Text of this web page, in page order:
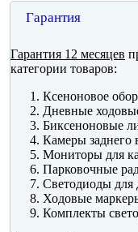
Гарантия
Гарантия 12 месяцев
категории товаров:
Ксеноновое
Дневные
Биксеноновые
Камеры заднего
Мониторы для
Парковочные
Светодиоды для
Ходовые
Комплекты